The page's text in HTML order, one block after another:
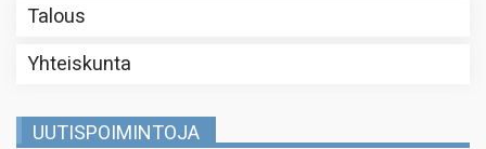
Talous
Yhteiskunta
UUTISPOIMINTOJA